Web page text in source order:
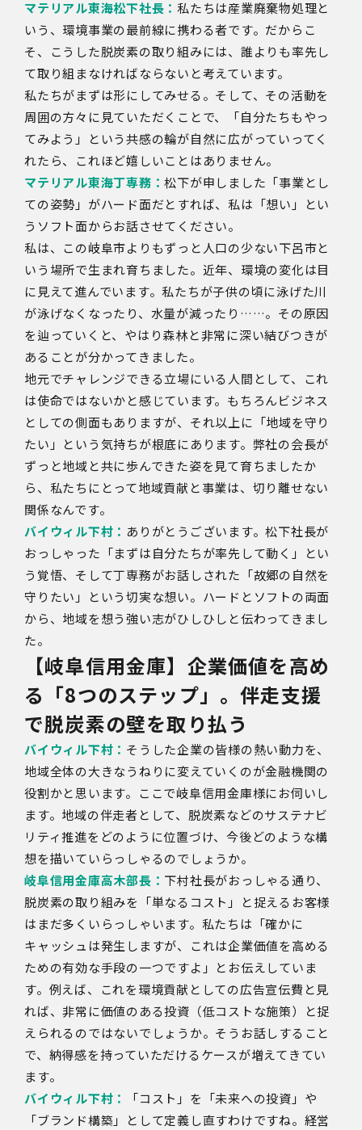
マテリアル東海松下社長： 私たちは産業廃棄物処理と
いう、環境事業の最前線に携わる者です。だからこ
そ、こうした脱炭素の取り組みには、誰よりも率先し
て取り組まなければならないと考えています。
私たちがまずは形にしてみせる。そして、その活動を
周囲の方々に見ていただくことで、「自分たちもやっ
てみよう」という共感の輪が自然に広がっていってく
れたら、これほど嬉しいことはありません。
マテリアル東海丁専務：松下が申しました「事業とし
ての姿勢」がハード面だとすれば、私は「想い」とい
うソフト面からお話させてください。
私は、この岐阜市よりもずっと人口の少ない下呂市と
いう場所で生まれ育ちました。近年、環境の変化は目
に見えて進んでいます。私たちが子供の頃に泳げた川
が泳げなくなったり、水量が減ったり……。その原因
を辿っていくと、やはり森林と非常に深い結びつきが
あることが分かってきました。
地元でチャレンジできる立場にいる人間として、これ
は使命ではないかと感じています。もちろんビジネス
としての側面もありますが、それ以上に「地域を守り
たい」という気持ちが根底にあります。弊社の会長が
ずっと地域と共に歩んできた姿を見て育ちましたか
ら、私たちにとって地域貢献と事業は、切り離せない
関係なんです。
バイウィル下村： ありがとうございます。松下社長が
おっしゃった「まずは自分たちが率先して動く」とい
う覚悟、そして丁専務がお話しされた「故郷の自然を
守りたい」という切実な想い。ハードとソフトの両面
から、地域を想う強い志がひしひしと伝わってきまし
た。
【岐阜信用金庫】企業価値を高め
る「8つのステップ」。伴走支援
で脱炭素の壁を取り払う
バイウィル下村： そうした企業の皆様の熱い動力を、
地域全体の大きなうねりに変えていくのが金融機関の
役割かと思います。ここで岐阜信用金庫様にお伺いし
ます。地域の伴走者として、脱炭素などのサステナビ
リティ推進をどのように位置づけ、今後どのような構
想を描いていらっしゃるのでしょうか。
岐阜信用金庫高木部長： 下村社長がおっしゃる通り、
脱炭素の取り組みを「単なるコスト」と捉えるお客様
はまだ多くいらっしゃいます。私たちは「確かに
キャッシュは発生しますが、これは企業価値を高める
ための有効な手段の一つですよ」とお伝えしていま
す。例えば、これを環境貢献としての広告宣伝費と見
れば、非常に価値のある投資（低コストな施策）と捉
えられるのではないでしょうか。そうお話しすること
で、納得感を持っていただけるケースが増えてきてい
ます。
バイウィル下村：
「コスト」を「未来への投資」や
「ブランド構築」として定義し直すわけですね。経営